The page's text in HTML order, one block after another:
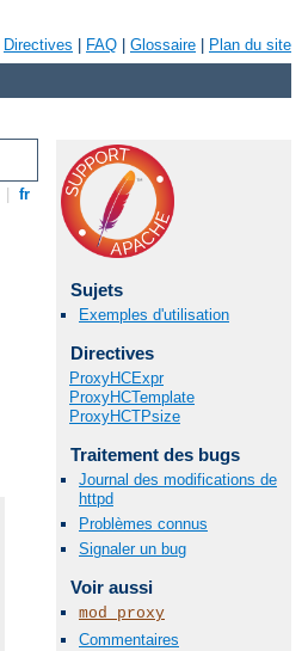
Directives FAQ Glossaire Plan du site
fr
Sujets
Exemples d'utilisation
Directives
ProxyHCExpr
ProxyHCTemplate
ProxyHCTPsize
Traitement des bugs
Journal des modifications de
httpd
Problèmes connus
Signaler un bug
Voir aussi
mod_proxy
Commentaires